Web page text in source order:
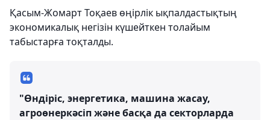
Қасым-Жомарт Тоқаев өңірлік ықпалдастықтың
экономикалық негізін күшейткен толайым
табыстарға тоқталды.
"Өндіріс, энергетика, машина жасау,
агроөнеркәсіп және басқа да секторларда